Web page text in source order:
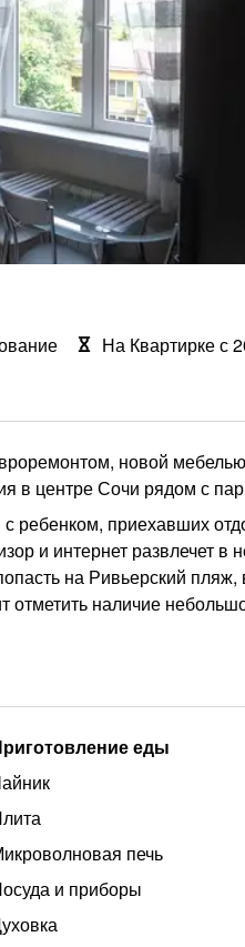
На Квартирке с
новой
в центре Сочи рядом с
ребенком, приехавших
и интернет развлечет
на Ривьерский
отметить наличие
еды
печь
и приборы